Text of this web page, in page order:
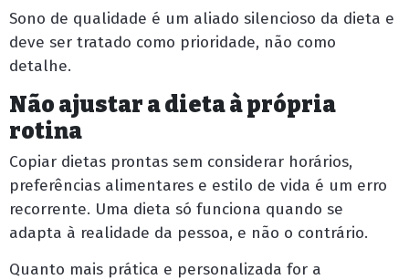
Sono de qualidade é um aliado silencioso da dieta e
deve ser tratado como prioridade, não como
detalhe.
Não ajustar a dieta à própria
rotina
Copiar dietas prontas sem considerar horários,
preferências alimentares e estilo de vida é um erro
recorrente. Uma dieta só funciona quando se
adapta à realidade da pessoa, e não o contrário.
Quanto mais prática e personalizada for a